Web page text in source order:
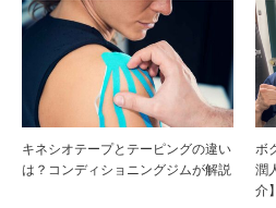
キネシオテープとテーピングの違い
は？コンディショニングジムが解説
ボ
潤
介】